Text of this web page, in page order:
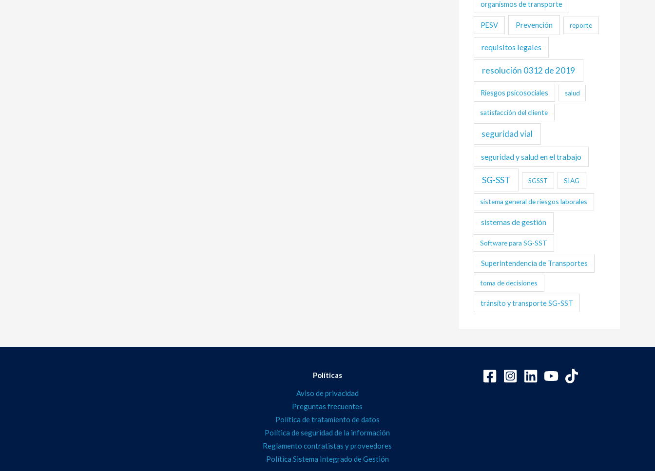
organismos de transporte
PESV Prevención reporte
requisitos legales
resolución 0312 de 2019
Riesgos psicosociales salud
satisfacción del cliente
seguridad vial
seguridad y salud en el trabajo
SG-SST SGSST SIAG
sistema general de riesgos laborales
sistemas de gestión
Software para SG-SST
Superintendencia de Transportes
toma de decisiones
tránsito y transporte SG-SST
Políticas
Aviso de privacidad
Preguntas frecuentes
Política de tratamiento de datos
Política de seguridad de la información
Reglamento contratistas y proveedores
Política Sistema Integrado de Gestión